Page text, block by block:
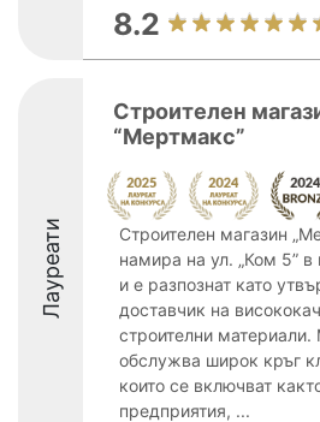
8.2
Лауреати
Строителен
“Мертмакс”
Строителен магазин
намира на ул. „Ком 5”
и е разпознат като
доставчик на
строителни материали.
обслужва широк кръг
които се включват
предприятия, ...